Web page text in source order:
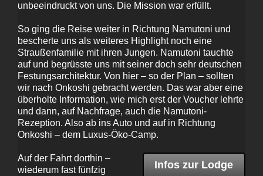
unbeeindruckt von uns. Die Mission war erfüllt.
So ging die Reise weiter in Richtung Namutoni und
bescherte uns als weiteres Highlight noch eine
Straußenfamilie mit ihren Jungen. Namutoni tauchte
auf und begrüsste uns mit seiner doch sehr deutschen
Festungsarchitektur. Von hier – so der Plan – sollten
wir nach Onkoshi gebracht werden. Das war aber eine
überholte Information, wie mich erst der Voucher lehrte
und dann, auf Nachfrage, auch die Namutoni-
Rezeption. Also ab ins Auto und auf in Richtung
Onkoshi – dem Luxus-Öko-Camp.
Infos zur Lodge
Auf der Fahrt dorthin –
wiederum fast fünfzig